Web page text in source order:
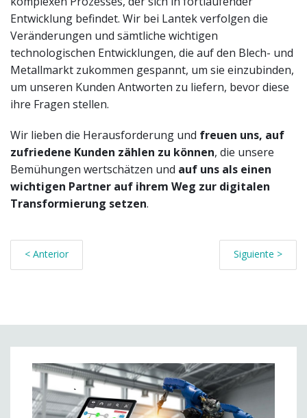
Entwicklung befindet. Wir bei Lantek verfolgen die
Veränderungen und sämtliche wichtigen
technologischen Entwicklungen, die auf den Blech- und
Metallmarkt zukommen gespannt, um sie einzubinden,
um unseren Kunden Antworten zu liefern, bevor diese
ihre Fragen stellen.
Wir lieben die Herausforderung und freuen uns, auf
zufriedene Kunden zählen zu können, die unsere
Bemühungen wertschätzen und auf uns als einen
wichtigen Partner auf ihrem Weg zur digitalen
Transformierung setzen.
< Anterior Siguiente >